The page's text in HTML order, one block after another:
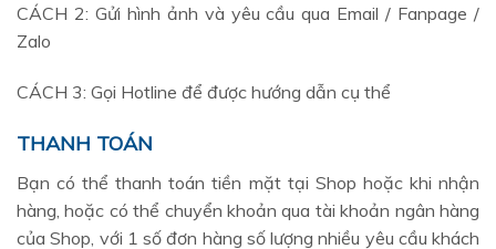
CÁCH 2: Gửi hình ảnh và yêu cầu qua Email / Fanpage /
Zalo
CÁCH 3: Gọi Hotline để được hướng dẫn cụ thể
THANH TOÁN
Bạn có thể thanh toán tiền mặt tại Shop hoặc khi nhận
hàng, hoặc có thể chuyển khoản qua tài khoản ngân hàng
của Shop, với 1 số đơn hàng số lượng nhiều yêu cầu khách